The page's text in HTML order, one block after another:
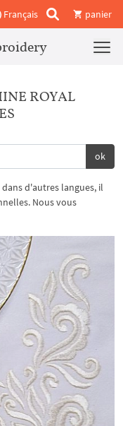
Français panier
ROYAL
ok
d'autres langues, il
Nous vous